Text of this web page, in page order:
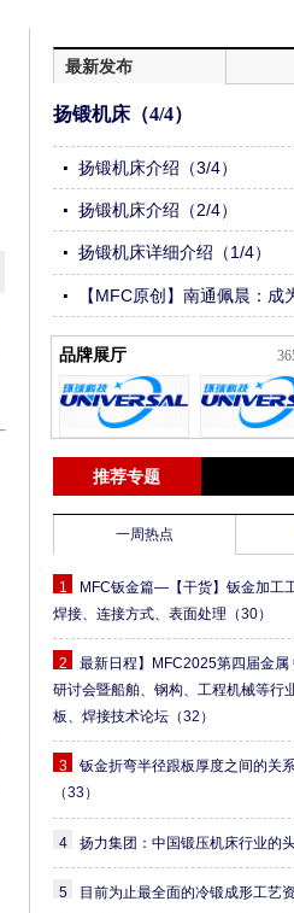
最新发布
扬锻机床（4/4）
扬锻机床介绍（3/4）
扬锻机床介绍（2/4）
扬锻机床详细介绍（1/4）
【MFC原创】南通佩晨：成
切割行业平台企业
品牌展厅
推荐专题
一周热点
1
MFC钣金篇—【干货】钣金加工
焊接、连接方式、表面处理 （30）
2
最新日程】MFC2025第四届金属
研讨会暨船舶、钢构、工程机械等行
板、焊接技术论坛 （32）
3
钣金折弯半径跟板厚度之间的关
（33）
4 扬力集团：中国锻压机床行业的
5 目前为止最全面的冷锻成形工艺